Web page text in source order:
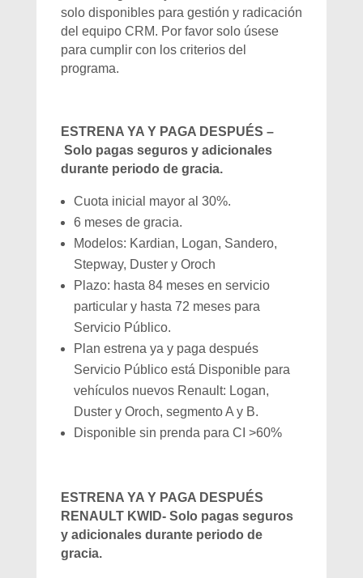
solo disponibles para gestión y radicación
del equipo CRM. Por favor solo úsese
para cumplir con los criterios del
programa.
ESTRENA YA Y PAGA DESPUÉS –
Solo pagas seguros y adicionales
durante periodo de gracia.
Cuota inicial mayor al 30%.
6 meses de gracia.
Modelos: Kardian, Logan, Sandero,
Stepway, Duster y Oroch
Plazo: hasta 84 meses en servicio
particular y hasta 72 meses para
Servicio Público.
Plan estrena ya y paga después
Servicio Público está Disponible para
vehículos nuevos Renault: Logan,
Duster y Oroch, segmento A y B.
Disponible sin prenda para CI >60%
ESTRENA YA Y PAGA DESPUÉS
RENAULT KWID- Solo pagas seguros
y adicionales durante periodo de
gracia.